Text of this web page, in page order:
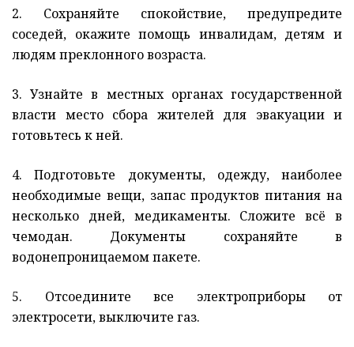
2. Сохраняйте спокойствие, предупредите
соседей, окажите помощь инвалидам, детям и
людям преклонного возраста.
3. Узнайте в местных органах государственной
власти место сбора жителей для эвакуации и
готовьтесь к ней.
4. Подготовьте документы, одежду, наиболее
необходимые вещи, запас продуктов питания на
несколько дней, медикаменты. Сложите всё в
чемодан. Документы сохраняйте в
водонепроницаемом пакете.
5. Отсоедините все электроприборы от
электросети, выключите газ.